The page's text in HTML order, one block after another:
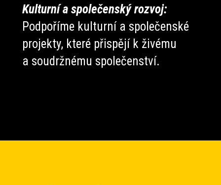
Kulturní a společenský rozvoj:
Podpoříme kulturní a společenské
projekty, které přispějí k živému
a soudržnému společenství.